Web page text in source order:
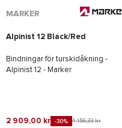
MARKER
Alpinist 12 Black/Red
Bindningar för turskidåkning -
Alpinist 12 - Marker
2 909,00 kr -30% 4 156,33 kr